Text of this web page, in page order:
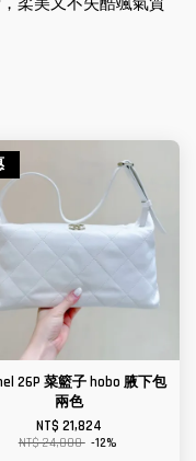
26P 菜籃子 hobo 腋下包
兩色
NT$ 21,824
NT$ 24,800 -12%